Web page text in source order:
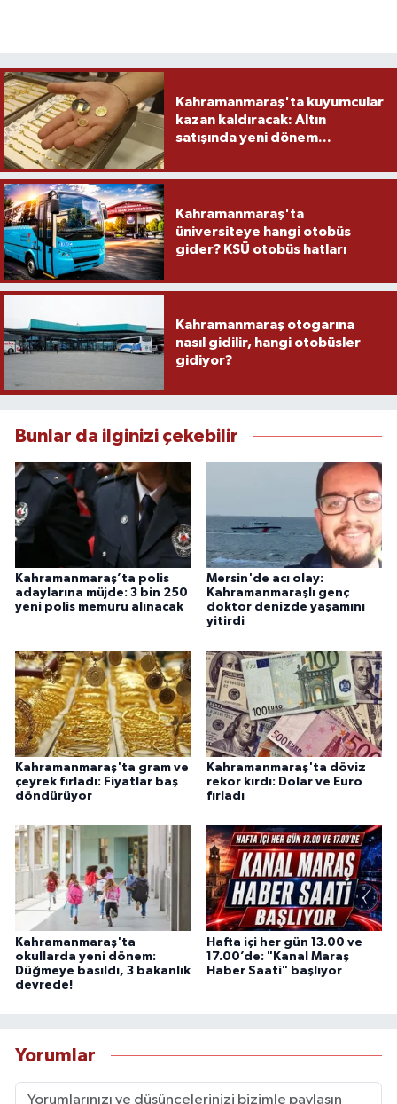
Kahramanmaraş'ta kuyumcular
kazan kaldıracak: Altın
satışında yeni dönem...
Kahramanmaraş'ta
üniversiteye hangi otobüs
gider? KSÜ otobüs hatları
Kahramanmaraş otogarına
nasıl gidilir, hangi otobüsler
gidiyor?
Bunlar da ilginizi çekebilir
Kahramanmaraş’ta polis
adaylarına müjde: 3 bin 250
yeni polis memuru alınacak
Mersin'de acı olay:
Kahramanmaraşlı genç
doktor denizde yaşamını
yitirdi
Kahramanmaraş'ta gram ve
çeyrek fırladı: Fiyatlar baş
döndürüyor
Kahramanmaraş'ta döviz
rekor kırdı: Dolar ve Euro
fırladı
Kahramanmaraş'ta
okullarda yeni dönem:
Düğmeye basıldı, 3 bakanlık
devrede!
Hafta içi her gün 13.00 ve
17.00’de: "Kanal Maraş
Haber Saati" başlıyor
Yorumlar